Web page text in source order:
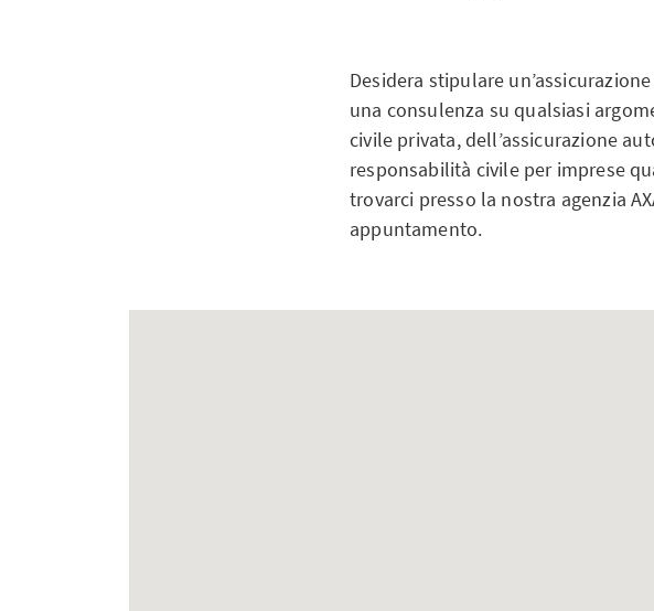
Desidera stipulare
una consulenza su qualsiasi
civile privata, dell’assicurazione
responsabilità civile per imprese
trovarci presso la nostra agenzia
appuntamento.